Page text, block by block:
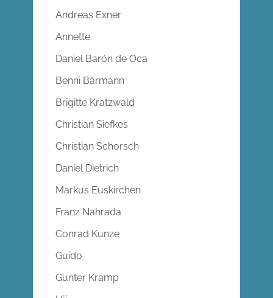
Andreas Exner
Annette
Daniel Barón de Oca
Benni Bärmann
Brigitte Kratzwald
Christian Siefkes
Christian Schorsch
Daniel Dietrich
Markus Euskirchen
Franz Nahrada
Conrad Kunze
Guido
Gunter Kramp